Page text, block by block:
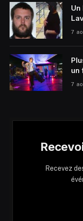
7
un
7
Recevez